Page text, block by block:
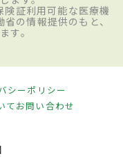
証利用可能な医療機
の情報提供のもと、
す。
シーポリシー
てお問い合わせ